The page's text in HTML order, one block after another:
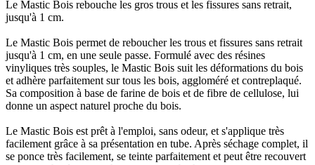
Le Mastic Bois rebouche les gros trous et les fissures sans retrait,
jusqu'à 1 cm.
Le Mastic Bois permet de reboucher les trous et fissures sans retrait
jusqu'à 1 cm, en une seule passe. Formulé avec des résines
vinyliques très souples, le Mastic Bois suit les déformations du bois
et adhère parfaitement sur tous les bois, aggloméré et contreplaqué.
Sa composition à base de farine de bois et de fibre de cellulose, lui
donne un aspect naturel proche du bois.
Le Mastic Bois est prêt à l'emploi, sans odeur, et s'applique très
facilement grâce à sa présentation en tube. Après séchage complet, il
se ponce très facilement, se teinte parfaitement et peut être recouvert